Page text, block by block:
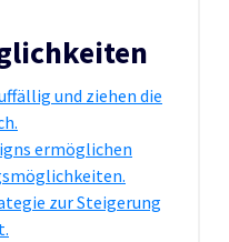
und ziehen die
ermöglichen
zur Steigerung